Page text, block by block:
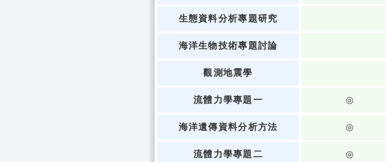
生態資料分析專題研究
海洋生物技術專題討論
觀測地震學
流體力學專題一 ◎
海洋遺傳資料分析方法 ◎
流體力學專題二 ◎